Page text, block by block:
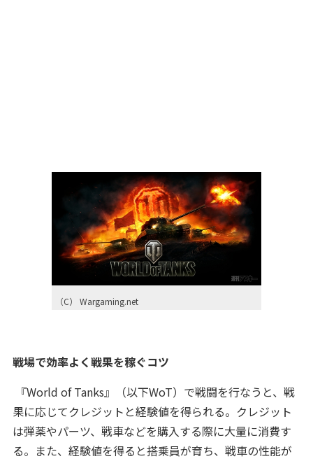
（C） Wargaming.net
戦場で効率よく戦果を稼ぐコツ
『World of Tanks』（以下WoT）で戦闘を行なうと、戦
果に応じてクレジットと経験値を得られる。クレジット
は弾薬やパーツ、戦車などを購入する際に大量に消費す
る。また、経験値を得ると搭乗員が育ち、戦車の性能が